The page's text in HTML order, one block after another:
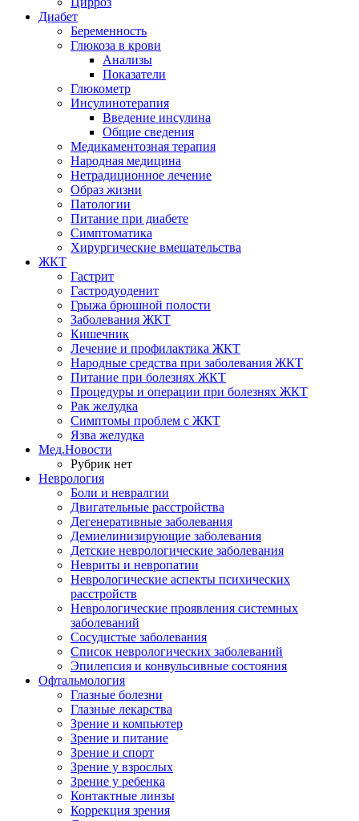
Диабет
Беременность
Глюкоза в крови
Анализы
Показатели
Глюкометр
Инсулинотерапия
Введение инсулина
Общие сведения
Медикаментозная терапия
Народная медицина
Нетрадиционное лечение
Образ жизни
Патологии
Питание при диабете
Симптоматика
Хирургические вмешательства
ЖКТ
Гастрит
Гастродуоденит
Грыжа брюшной полости
Заболевания ЖКТ
Кишечник
Лечение и профилактика ЖКТ
Народные средства при заболевания ЖКТ
Питание при болезнях ЖКТ
Процедуры и операции при болезнях ЖКТ
Рак желудка
Симптомы проблем с ЖКТ
Язва желудка
Мед.Новости
Рубрик нет
Неврология
Боли и невралгии
Двигательные расстройства
Дегенеративные заболевания
Демиелинизирующие заболевания
Детские неврологические заболевания
Невриты и невропатии
Неврологические аспекты психических
расстройств
Неврологические проявления системных
заболеваний
Сосудистые заболевания
Список неврологических заболеваний
Эпилепсия и конвульсивные состояния
Офтальмология
Глазные болезни
Глазные лекарства
Зрение и компьютер
Зрение и питание
Зрение и спорт
Зрение у взрослых
Зрение у ребенка
Контактные линзы
Коррекция зрения